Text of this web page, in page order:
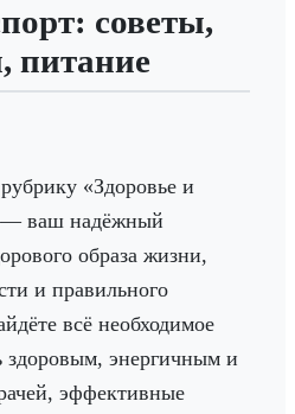
советы,
питание
«Здоровье и
— ваш надёжный
образа жизни,
и правильного
всё необходимое
здоровым, энергичным и
эффективные